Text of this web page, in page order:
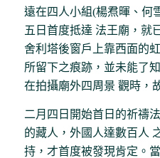
遠在四人小組(楊焄暉、何
五日首度抵達 法王廟，就
舍利塔後窗戶上靠西面的
所留下之痕跡，並未能了
在拍攝廟外四周景 觀時，
二月四日開始首日的祈禱
的藏人，外國人達數百人
持，才首度被發現肯定。